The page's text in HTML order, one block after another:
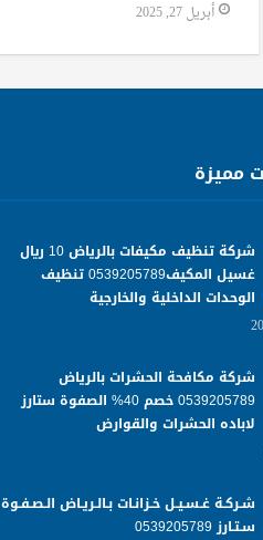
أبريل 27, 2025
مميزة
شركة تنظيف مكيفات بالرياض 10 ريال
غسيل المكيف0539205789 تنظيف
الوحدات الداخلية والخارجية
شركة مكافحة الحشرات بالرياض
0539205789 خصم 40% الصفوة ستارز
لاباده الحشرات والقوارض
شـركـة غـسـيـل خـزانـات بـالـريـاض الـصـفـوة
سـتـارز 0539205789